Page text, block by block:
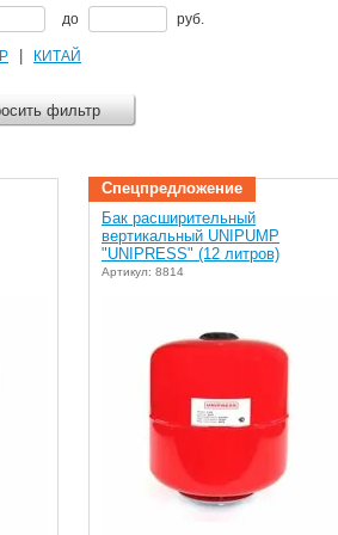
до руб.
КИТАЙ
фильтр
Спецпредложение
Бак расширительный
вертикальный UNIPUMP
"UNIPRESS" (12 литров)
Артикул: 8814